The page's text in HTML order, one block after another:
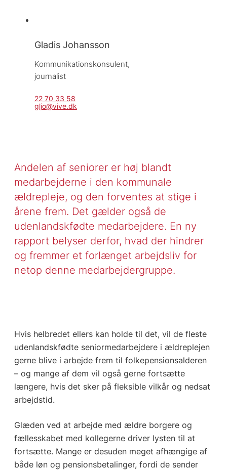
Gladis Johansson
Kommunikationskonsulent,
journalist
22 70 33 58
gljo@vive.dk
Andelen af seniorer er høj blandt
medarbejderne i den kommunale
ældrepleje, og den forventes at stige i
årene frem. Det gælder også de
udenlandskfødte medarbejdere. En ny
rapport belyser derfor, hvad der hindrer
og fremmer et forlænget arbejdsliv for
netop denne medarbejdergruppe.
Hvis helbredet ellers kan holde til det, vil de fleste
udenlandskfødte seniormedarbejdere i ældreplejen
gerne blive i arbejde frem til folkepensionsalderen
– og mange af dem vil også gerne fortsætte
længere, hvis det sker på fleksible vilkår og nedsat
arbejdstid.
Glæden ved at arbejde med ældre borgere og
fællesskabet med kollegerne driver lysten til at
fortsætte. Mange er desuden meget afhængige af
både løn og pensionsbetalinger, fordi de sender